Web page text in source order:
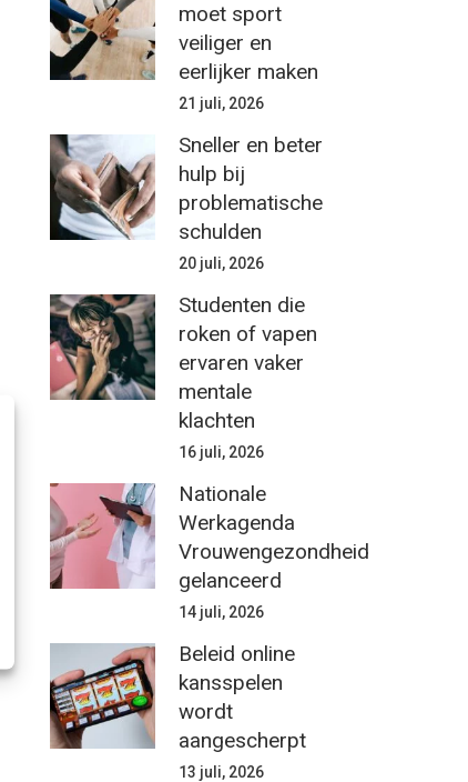
moet sport
veiliger en
eerlijker maken
21 juli, 2026
Sneller en beter
hulp bij
problematische
schulden
20 juli, 2026
Studenten die
roken of vapen
ervaren vaker
mentale
klachten
16 juli, 2026
Nationale
Werkagenda
Vrouwengezondheid
gelanceerd
14 juli, 2026
Beleid online
kansspelen
wordt
aangescherpt
13 juli, 2026